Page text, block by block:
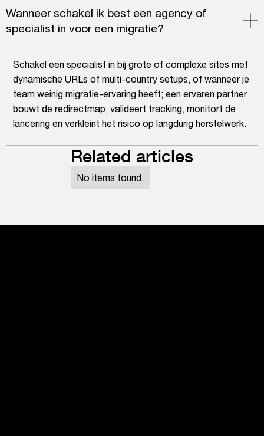
Wanneer schakel ik best een agency of
specialist in voor een migratie?
Schakel een specialist in bij grote of complexe sites met
dynamische URLs of multi-country setups, of wanneer je
team weinig migratie-ervaring heeft; een ervaren partner
bouwt de redirectmap, valideert tracking, monitort de
lancering en verkleint het risico op langdurig herstelwerk.
Related articles
No items found.